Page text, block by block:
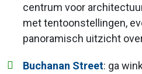
centrum voor
met tentoonstellingen,
panoramisch uitzicht
Buchanan Street: ga